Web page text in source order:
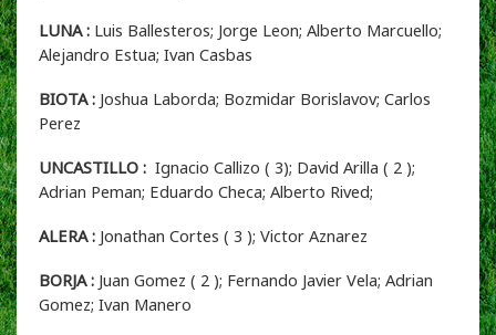
LUNA : Luis Ballesteros; Jorge Leon; Alberto Marcuello;
Alejandro Estua; Ivan Casbas
BIOTA : Joshua Laborda; Bozmidar Borislavov; Carlos
Perez
UNCASTILLO : Ignacio Callizo ( 3); David Arilla ( 2 );
Adrian Peman; Eduardo Checa; Alberto Rived;
ALERA : Jonathan Cortes ( 3 ); Victor Aznarez
BORJA : Juan Gomez ( 2 ); Fernando Javier Vela; Adrian
Gomez; Ivan Manero